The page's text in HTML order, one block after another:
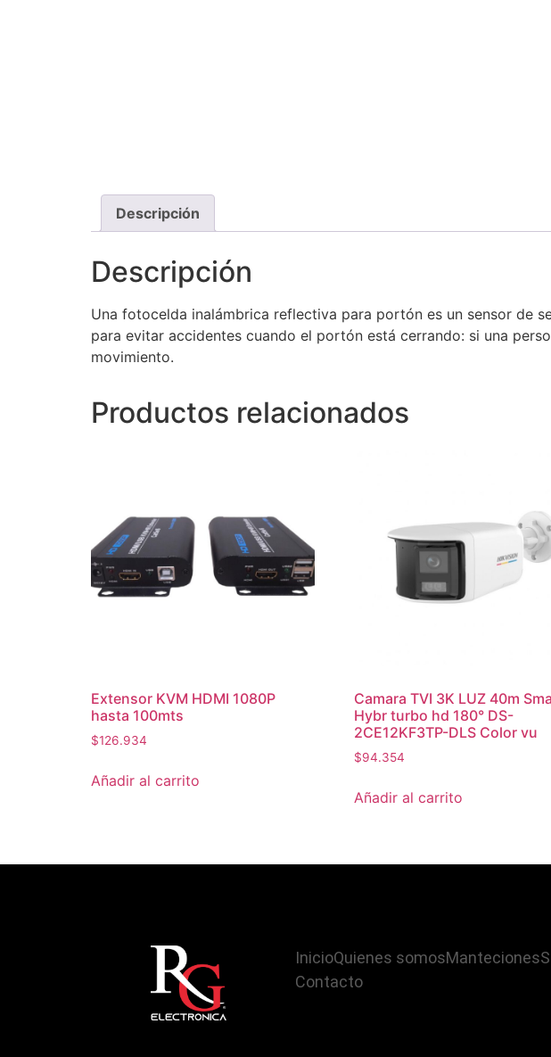
Descripción
Descripción
Una fotocelda inalámbrica reflectiva para portón es un sensor de
para evitar accidentes cuando el portón está cerrando: si una
movimiento.
Productos relacionados
Extensor KVM HDMI 1080P
hasta 100mts
$126.934
Añadir al carrito
Camara TVI 3K LUZ 40m
Hybr turbo hd 180° DS-
2CE12KF3TP-DLS Color vu
$94.354
Añadir al carrito
InicioQuienes somosManteciones
Contacto